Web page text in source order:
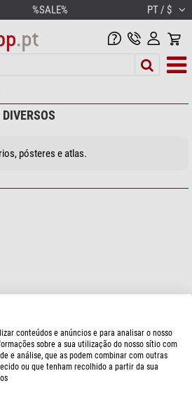
%SALE% PT / $
pósteres e atlas.
conteúdos e anúncios e para analisar o nosso
sobre a sua utilização do nosso sítio com
e análise, que as podem combinar com outras
ou que tenham recolhido a partir da sua